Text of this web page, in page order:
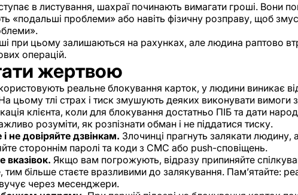
в листування, шахраї починають вимагати гроші. Вони
«подальші проблеми» або навіть фізичну розправу, щоб
при цьому залишаються на рахунках, але людина раптово
операцій.
жертвою
реальне блокування карток, у людини виникає
цьому тлі страх і тиск змушують деяких виконувати вимоги
клієнта, коли для блокування достатньо ПІБ та дати
розуміти, як розпізнати обман і не піддатися тиску.
не довіряйте дзвінкам. Злочинці прагнуть залякати людину,
стороннім паролі та коди з СМС або push-сповіщень.
вказівок. Якщо вам погрожують, відразу припиняйте
тим більше стаєте вразливими до залякування. Пам’ятайте:
через месенджери.